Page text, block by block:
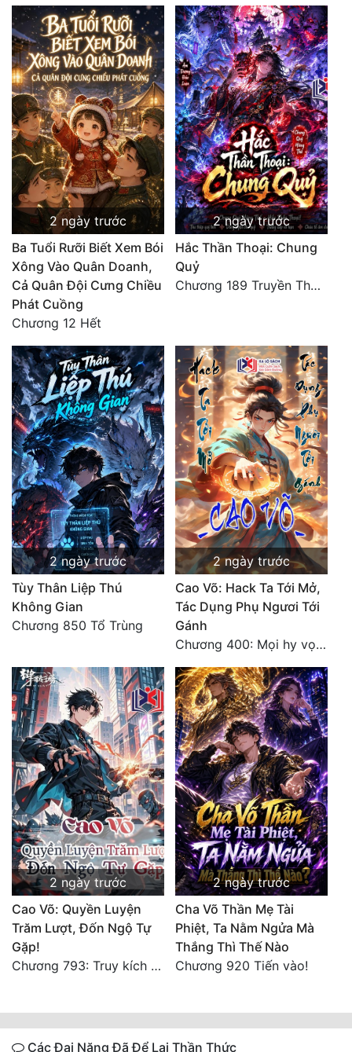
2 ngày trước
Ba Tuổi Rưỡi Biết Xem Bói
Xông Vào Quân Doanh,
Cả Quân Đội Cưng Chiều
Phát Cuồng
Chương 12 Hết
2 ngày trước
Hắc Thần Thoại: Chung
Quỷ
Chương 189 Truyền Thừa Võ Gia
2 ngày trước
Tùy Thân Liệp Thú
Không Gian
Chương 850 Tổ Trùng
2 ngày trước
Cao Võ: Hack Ta Tới Mở,
Tác Dụng Phụ Ngươi Tới
Gánh
Chương 400: Mọi hy vọng đặt trên Tô Mặc!
2 ngày trước
Cao Võ: Quyền Luyện
Trăm Lượt, Đốn Ngộ Tự
Gặp!
Chương 793: Truy kích (2)
2 ngày trước
Cha Võ Thần Mẹ Tài
Phiệt, Ta Nằm Ngửa Mà
Thắng Thì Thế Nào
Chương 920 Tiến vào!
Các Đại Năng Đã Để Lại Thần Thức